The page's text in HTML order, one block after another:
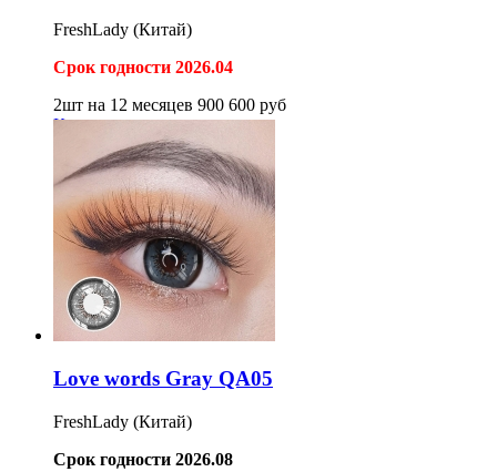
FreshLady (Китай)
Срок годности 2026.04
2шт на 12 месяцев 900 600 руб
Купить
Love words Gray QA05
FreshLady (Китай)
Срок годности 2026.08